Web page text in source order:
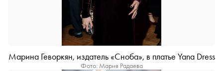
Марина Геворкян, издатель «Сноба», в платье Yana Dress
Фото: Мария Радаева